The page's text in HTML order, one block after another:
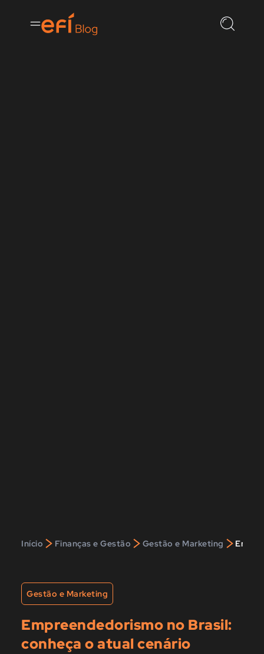
Início > Finanças e Gestão > Gestão e Marketing >
Gestão e Marketing
Empreendedorismo no Brasil:
conheça o atual cenário